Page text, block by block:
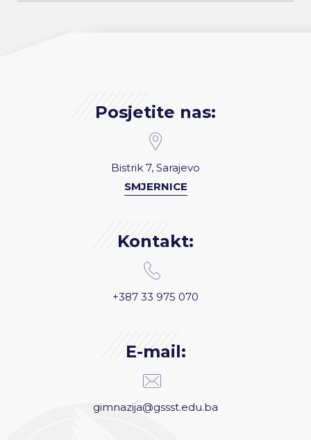
Posjetite nas:
Bistrik 7, Sarajevo
SMJERNICE
Kontakt:
+387 33 975 070
E-mail:
gimnazija@gssst.edu.ba